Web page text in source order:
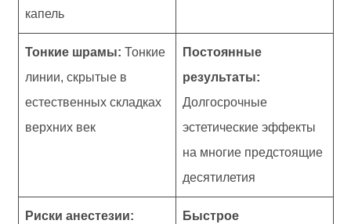
капель
Постоянные
результаты:
Долгосрочные
эстетические эффекты
на многие предстоящие
десятилетия
Тонкие шрамы: Тонкие
линии, скрытые в
естественных складках
верхних век
Быстрое
Риски анестезии: